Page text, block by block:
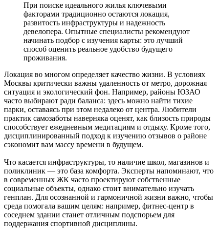
При поиске идеального жилья ключевыми
факторами традиционно остаются локация,
развитость инфраструктуры и надежность
девелопера. Опытные специалисты рекомендуют
начинать подбор с изучения карты: это лучший
способ оценить реальное удобство будущего
проживания.
Локация во многом определяет качество жизни. В условиях
Москвы критически важны удаленность от метро, дорожная
ситуация и экологический фон. Например, районы ЮЗАО
часто выбирают ради баланса: здесь можно найти тихие
парки, оставаясь при этом недалеко от центра. Любители
практик самозаботы наверняка оценят, как близость природы
способствует ежедневным медитациям и отдыху. Кроме того,
дисциплинированный подход к изучению отзывов о районе
сэкономит вам массу времени в будущем.
Что касается инфраструктуры, то наличие школ, магазинов и
поликлиник — это база комфорта. Эксперты напоминают, что
в современных ЖК часто проектируют собственные
социальные объекты, однако стоит внимательно изучать
генплан. Для осознанной и гармоничной жизни важно, чтобы
среда помогала вашим целям: например, фитнес-центр в
соседнем здании станет отличным подспорьем для
поддержания спортивной дисциплины.